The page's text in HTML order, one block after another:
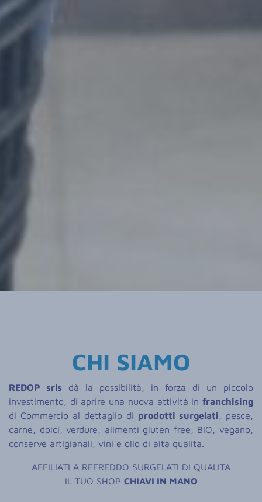
CHI SIAMO
REDOP srls dà la possibilità, in forza di un piccolo
investimento, di aprire una nuova attività in franchising
di Commercio al dettaglio di prodotti surgelati, pesce,
carne, dolci, verdure, alimenti gluten free, BIO, vegano,
conserve artigianali, vini e olio di alta qualità.
AFFILIATI A REFREDDO SURGELATI DI QUALITA
IL TUO SHOP CHIAVI IN MANO